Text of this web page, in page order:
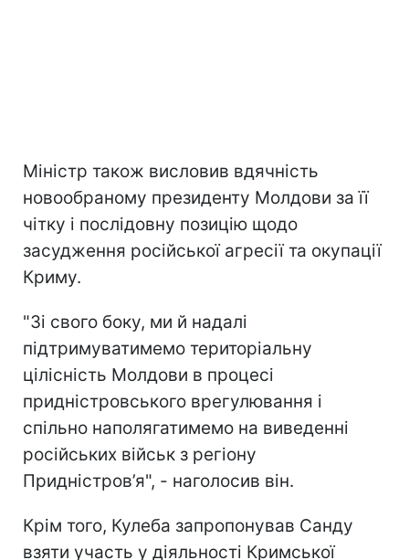
Міністр також висловив вдячність
новообраному президенту Молдови за її
чітку і послідовну позицію щодо
засудження російської агресії та окупації
Криму.
"Зі свого боку, ми й надалі
підтримуватимемо територіальну
цілісність Молдови в процесі
придністровського врегулювання і
спільно наполягатимемо на виведенні
російських військ з регіону
Придністров’я", - наголосив він.
Крім того, Кулеба запропонував Санду
взяти участь у діяльності Кримської